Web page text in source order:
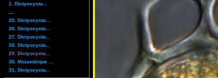
1. Dictyocysta...
25. Dictyocysta...
26. Dictyocysta...
27. Dictyocysta...
28. Dictyocysta...
29. Dictyocysta...
30. Mozambique ...
31. Dictyocysta...